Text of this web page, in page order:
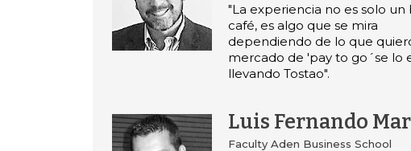
"La experiencia no es solo un
café, es algo que se mira
dependiendo de lo que
mercado de 'pay to go´se lo
llevando Tostao".
Luis Fernando
Faculty Aden Business School